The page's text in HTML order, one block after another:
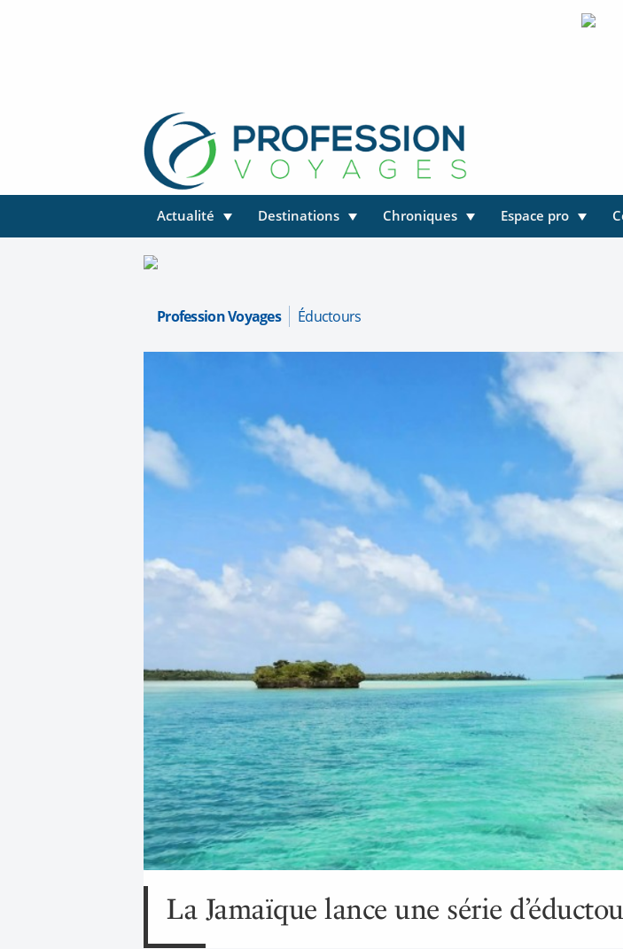
Actualité Destinations Chroniques Espace pro
Profession Voyages Éductours
La Jamaïque lance une série